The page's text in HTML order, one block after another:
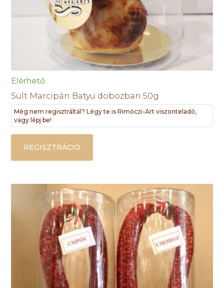
Elérhető
Sült Marcipán Batyu dobozban 50g
Még nem regisztráltál? Légy te is Rimóczi-Art viszonteladó,
vagy lépj be!
REGISZTRÁCIÓ